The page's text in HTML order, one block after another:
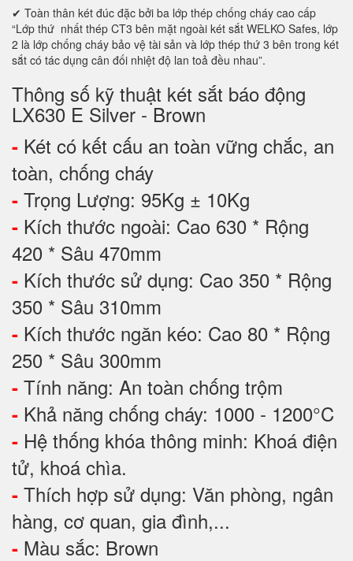
✔ Toàn thân két đúc đặc bởi ba lớp thép chống cháy cao cấp
“Lớp thứ nhất thép CT3 bên mặt ngoài két sắt WELKO Safes, lớp
2 là lớp chống cháy bảo vệ tài sản và lớp thép thứ 3 bên trong két
sắt có tác dụng cân đối nhiệt độ lan toả đều nhau”.
Thông số kỹ thuật két sắt báo động
LX630 E Silver - Brown
- Két có kết cấu an toàn vững chắc, an
toàn, chống cháy
- Trọng Lượng: 95Kg ± 10Kg
- Kích thước ngoài: Cao 630 * Rộng
420 * Sâu 470mm
- Kích thước sử dụng: Cao 350 * Rộng
350 * Sâu 310mm
- Kích thước ngăn kéo: Cao 80 * Rộng
250 * Sâu 300mm
- Tính năng: An toàn chống trộm
- Khả năng chống cháy: 1000 - 1200°C
- Hệ thống khóa thông minh: Khoá điện
tử, khoá chìa.
- Thích hợp sử dụng: Văn phòng, ngân
hàng, cơ quan, gia đình,...
- Màu sắc: Brown